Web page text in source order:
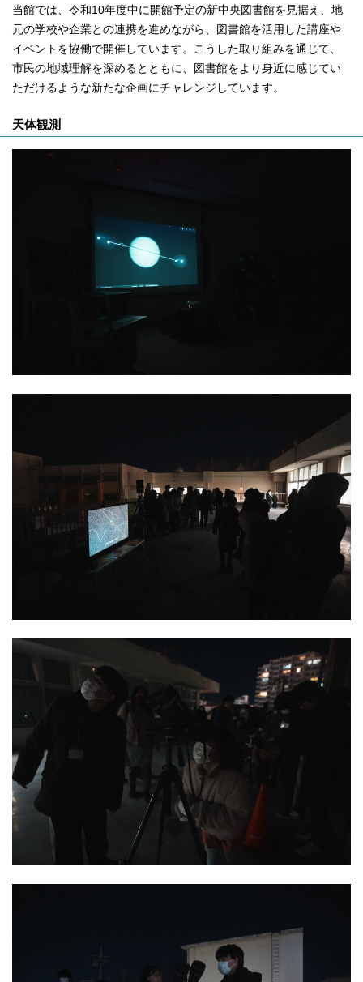
当館では、令和10年度中に開館予定の新中央図書館を見据え、地
元の学校や企業との連携を進めながら、図書館を活用した講座や
イベントを協働で開催しています。こうした取り組みを通じて、
市民の地域理解を深めるとともに、図書館をより身近に感じてい
ただけるような新たな企画にチャレンジしています。
天体観測